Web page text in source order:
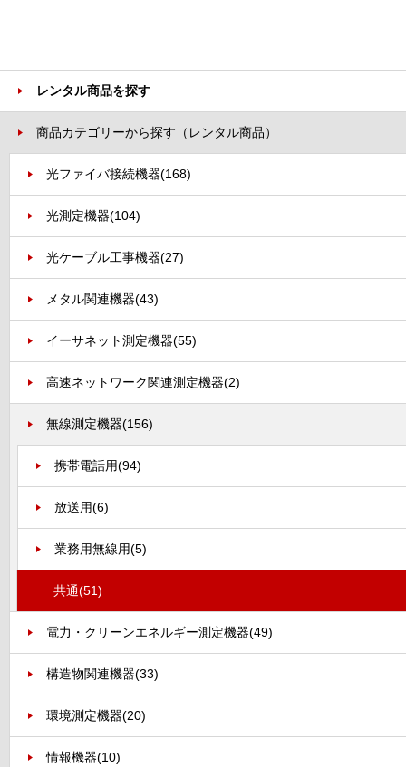
レンタル商品を探す
商品カテゴリーから探す（レンタル商品）
光ファイバ接続機器(168)
光測定機器(104)
光ケーブル工事機器(27)
メタル関連機器(43)
イーサネット測定機器(55)
高速ネットワーク関連測定機器(2)
無線測定機器(156)
携帯電話用(94)
放送用(6)
業務用無線用(5)
共通(51)
電力・クリーンエネルギー測定機器(49)
構造物関連機器(33)
環境測定機器(20)
情報機器(10)